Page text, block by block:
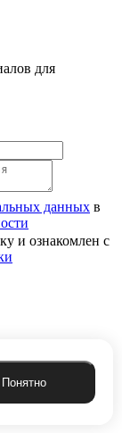
Понятно
для
данных в
и ознакомлен с